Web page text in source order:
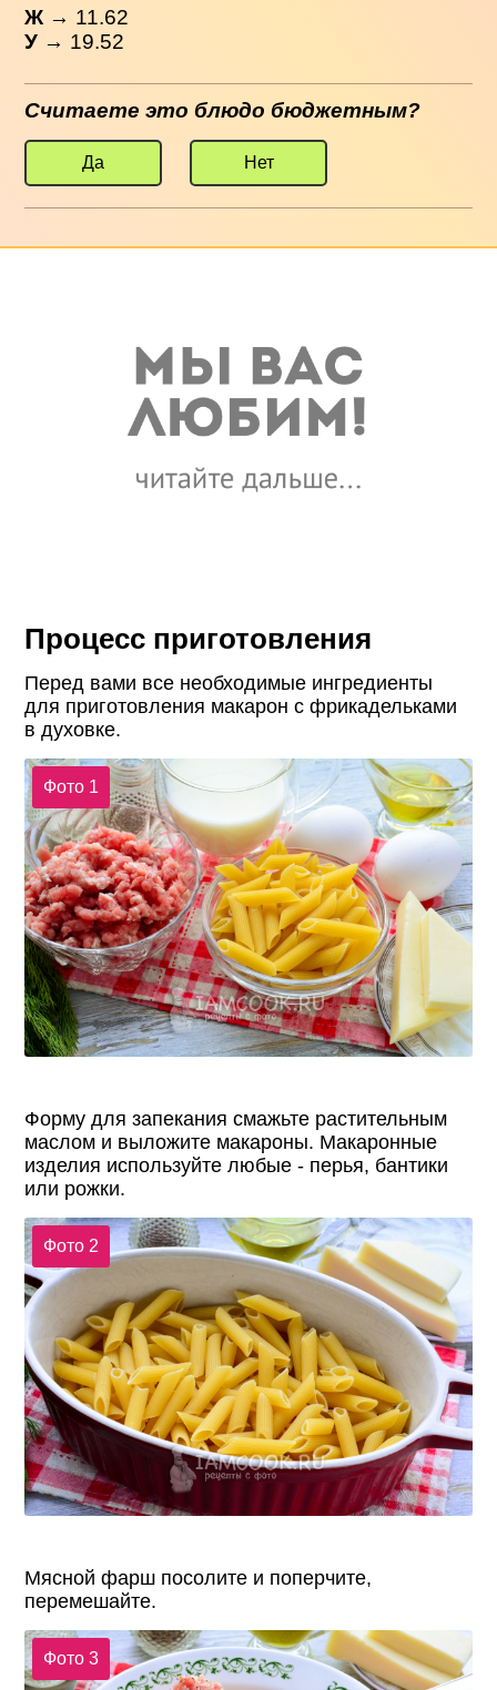
Ж → 11.62
У → 19.52
Считаете это блюдо бюджетным?
Да Нет
Процесс приготовления
Перед вами все необходимые ингредиенты
для приготовления макарон с фрикадельками
в духовке.
Фото 1
Форму для запекания смажьте растительным
маслом и выложите макароны. Макаронные
изделия используйте любые - перья, бантики
или рожки.
Фото 2
Мясной фарш посолите и поперчите,
перемешайте.
Фото 3